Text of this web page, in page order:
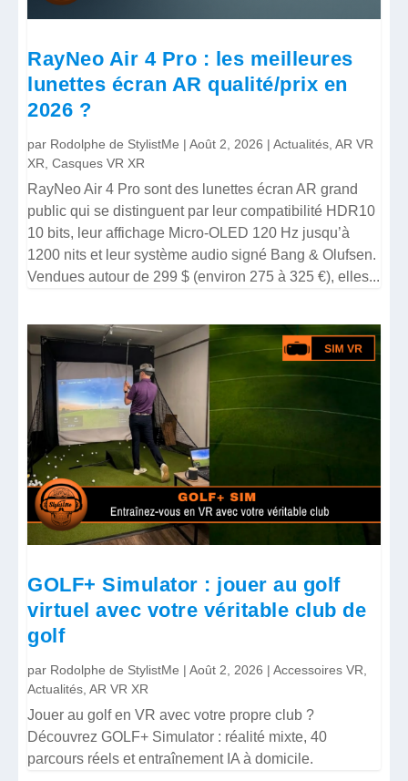
RayNeo Air 4 Pro : les meilleures
lunettes écran AR qualité/prix en
2026 ?
par Rodolphe de StylistMe |Août 2, 2026 |Actualités ,AR VR
XR ,Casques VR XR
RayNeo Air 4 Pro sont des lunettes écran AR grand
public qui se distinguent par leur compatibilité HDR10
10 bits, leur affichage Micro-OLED 120 Hz jusqu’à
1200 nits et leur système audio signé Bang & Olufsen.
Vendues autour de 299 $ (environ 275 à 325 €), elles...
GOLF+ Simulator : jouer au golf
virtuel avec votre véritable club de
golf
par Rodolphe de StylistMe |Août 2, 2026 |Accessoires VR
Actualités ,AR VR XR
Jouer au golf en VR avec votre propre club ?
Découvrez GOLF+ Simulator : réalité mixte, 40
parcours réels et entraînement IA à domicile.